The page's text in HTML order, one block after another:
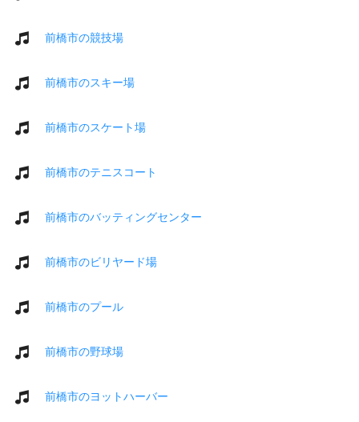
前橋市の競技場
前橋市のスキー場
前橋市のスケート場
前橋市のテニスコート
前橋市のバッティングセンター
前橋市のビリヤード場
前橋市のプール
前橋市の野球場
前橋市のヨットハーバー